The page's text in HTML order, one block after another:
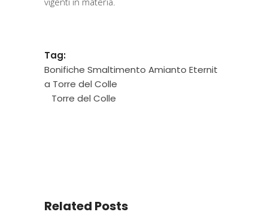
Tag:
Bonifiche Smaltimento Amianto Eternit
a Torre del Colle
Torre del Colle
Related Posts